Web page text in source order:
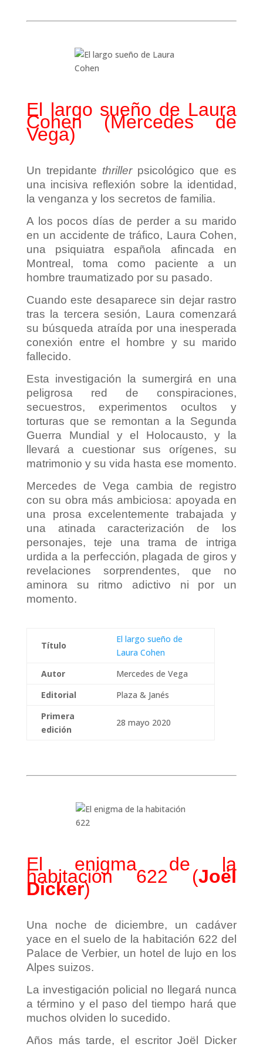
El largo sueño de Laura
Cohen (Mercedes de
Vega)
Un trepidante thriller psicológico que es
una incisiva reflexión sobre la identidad,
la venganza y los secretos de familia.
A los pocos días de perder a su marido
en un accidente de tráfico, Laura Cohen,
una psiquiatra española afincada en
Montreal, toma como paciente a un
hombre traumatizado por su pasado.
Cuando este desaparece sin dejar rastro
tras la tercera sesión, Laura comenzará
su búsqueda atraída por una inesperada
conexión entre el hombre y su marido
fallecido.
Esta investigación la sumergirá en una
peligrosa red de conspiraciones,
secuestros, experimentos ocultos y
torturas que se remontan a la Segunda
Guerra Mundial y el Holocausto, y la
llevará a cuestionar sus orígenes, su
matrimonio y su vida hasta ese momento.
Mercedes de Vega cambia de registro
con su obra más ambiciosa: apoyada en
una prosa excelentemente trabajada y
una atinada caracterización de los
personajes, teje una trama de intriga
urdida a la perfección, plagada de giros y
revelaciones sorprendentes, que no
aminora su ritmo adictivo ni por un
momento.
Título
El largo sueño de
Laura Cohen
Autor
Mercedes de Vega
Editorial
Plaza & Janés
Primera
edición
28 mayo 2020
El enigma de la
habitación 622 (Joël
Dicker)
Una noche de diciembre, un cadáver
yace en el suelo de la habitación 622 del
Palace de Verbier, un hotel de lujo en los
Alpes suizos.
La investigación policial no llegará nunca
a término y el paso del tiempo hará que
muchos olviden lo sucedido.
Años más tarde, el escritor Joël Dicker